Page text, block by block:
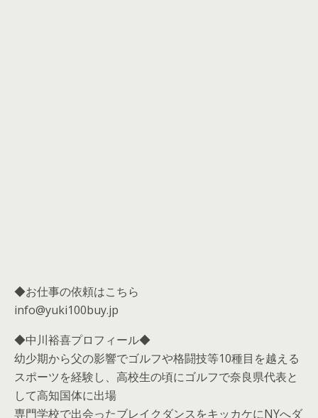
◆お仕事の依頼はこちら
info@yuki100buy.jp
◆中川裕喜プロフィール◆
幼少期から父の影響でゴルフや格闘技等10種目を越える
スポーツを経験し、高校生の頃にゴルフで奈良県代表と
して高知国体に出場
専門学校で出会ったブレイクダンスをキッカケにNYへダ